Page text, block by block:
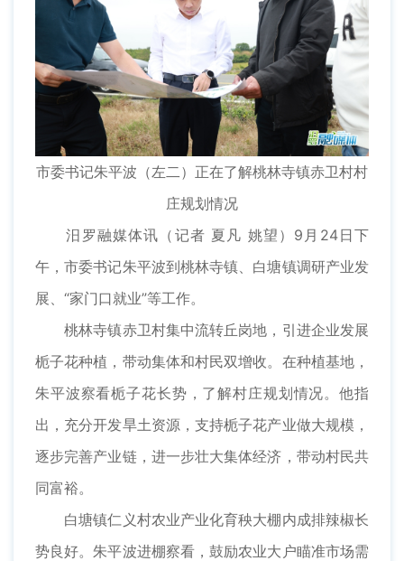
市委书记朱平波（左二）正在了解桃林寺镇赤卫村村
庄规划情况
汨罗融媒体讯（记者 夏凡 姚望）9月24日下
午，市委书记朱平波到桃林寺镇、白塘镇调研产业发
展、“家门口就业”等工作。
桃林寺镇赤卫村集中流转丘岗地，引进企业发展
栀子花种植，带动集体和村民双增收。在种植基地，
朱平波察看栀子花长势，了解村庄规划情况。他指
出，充分开发旱土资源，支持栀子花产业做大规模，
逐步完善产业链，进一步壮大集体经济，带动村民共
同富裕。
白塘镇仁义村农业产业化育秧大棚内成排辣椒长
势良好。朱平波进棚察看，鼓励农业大户瞄准市场需